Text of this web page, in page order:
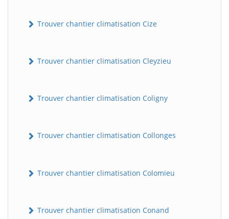
Trouver chantier climatisation Cize
Trouver chantier climatisation Cleyzieu
Trouver chantier climatisation Coligny
Trouver chantier climatisation Collonges
Trouver chantier climatisation Colomieu
Trouver chantier climatisation Conand
BatiWebPro